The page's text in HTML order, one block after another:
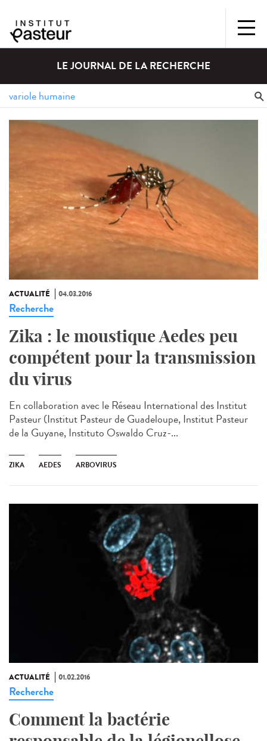
LE JOURNAL DE LA RECHERCHE
ACTUALITÉ 04.03.2016
Recherche
Zika : le moustique Aedes peu
compétent pour la transmission
du virus
En collaboration avec le Réseau International des Institut
Pasteur (Institut Pasteur de Guadeloupe, Institut Pasteur
de la Guyane, Instituto Oswaldo Cruz-...
ZIKA AEDES ARBOVIRUS
ACTUALITÉ 01.02.2016
Recherche
Comment la bactérie